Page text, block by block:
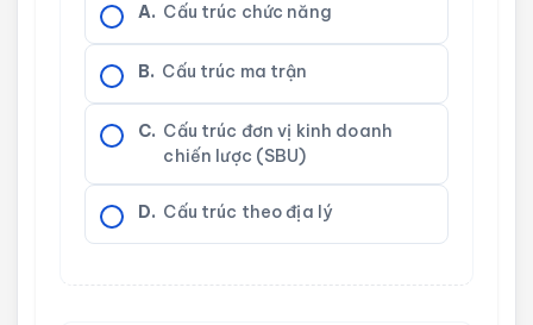
A. Cấu trúc chức năng
B. Cấu trúc ma trận
C. Cấu trúc đơn vị kinh doanh
chiến lược (SBU)
D. Cấu trúc theo địa lý